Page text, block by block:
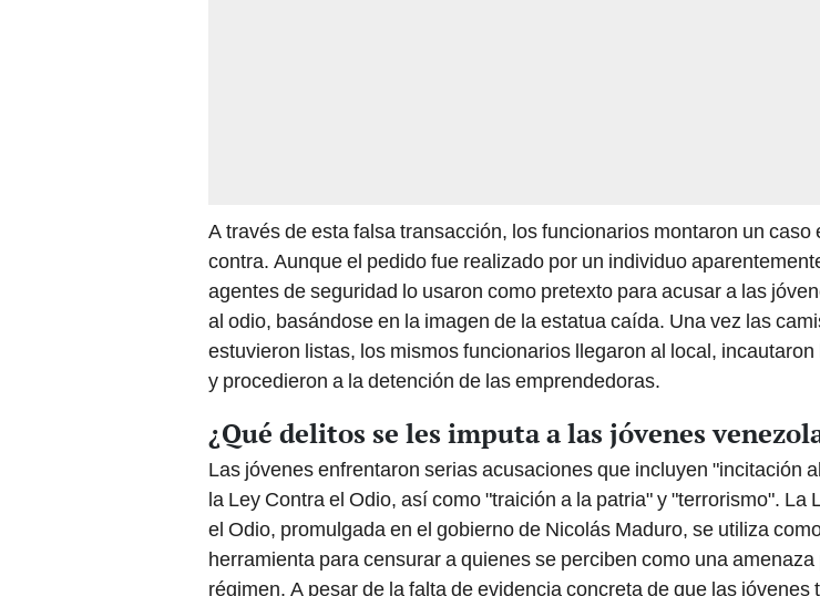
A través de esta falsa transacción, los funcionarios montaron un caso
contra. Aunque el pedido fue realizado por un individuo
agentes de seguridad lo usaron como pretexto para acusar a las
al odio, basándose en la imagen de la estatua caída. Una vez las
estuvieron listas, los mismos funcionarios llegaron al local, incautaron
y procedieron a la detención de las emprendedoras.
¿Qué delitos se les imputa a las jóvenes
Las jóvenes enfrentaron serias acusaciones que incluyen "incitación al
la Ley Contra el Odio, así como "traición a la patria" y "terrorismo". La
el Odio, promulgada en el gobierno de Nicolás Maduro, se utiliza como
herramienta para censurar a quienes se perciben como una amenaza
régimen. A pesar de la falta de evidencia concreta de que las jóvenes